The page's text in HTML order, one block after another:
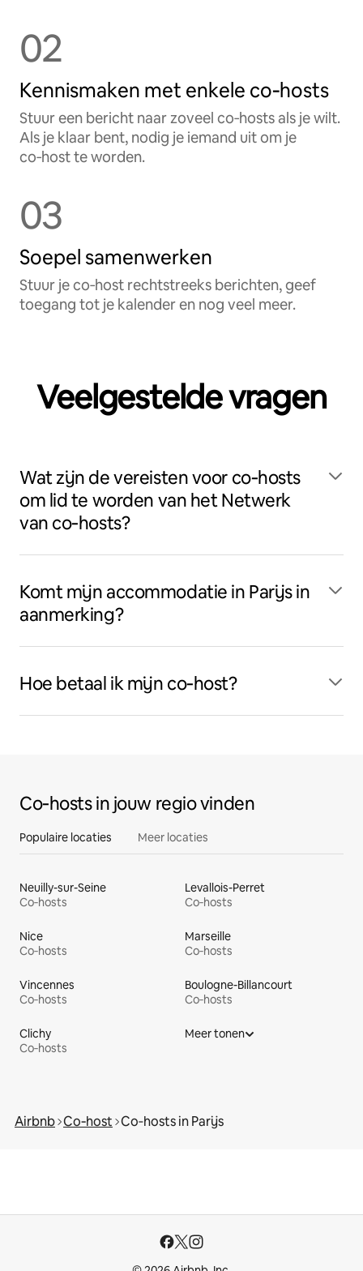
02
Kennismaken met enkele co‑hosts
Stuur een bericht naar zoveel co‑hosts als je wilt.
Als je klaar bent, nodig je iemand uit om je
co‑host te worden.
03
Soepel samenwerken
Stuur je co‑host rechtstreeks berichten, geef
toegang tot je kalender en nog veel meer.
Veelgestelde vragen
Wat zijn de vereisten voor co‑hosts
om lid te worden van het Netwerk
van co‑hosts?
Komt mijn accommodatie in Parijs in
aanmerking?
Hoe betaal ik mijn co‑host?
Co‑hosts in jouw regio vinden
Populaire locaties Meer locaties
Neuilly-sur-Seine
Co‑hosts
Levallois-Perret
Co‑hosts
Nice
Co‑hosts
Marseille
Co‑hosts
Vincennes
Co‑hosts
Boulogne-Billancourt
Co‑hosts
Clichy
Co‑hosts
Meer tonen
Airbnb Co‑host Co‑hosts in Parijs